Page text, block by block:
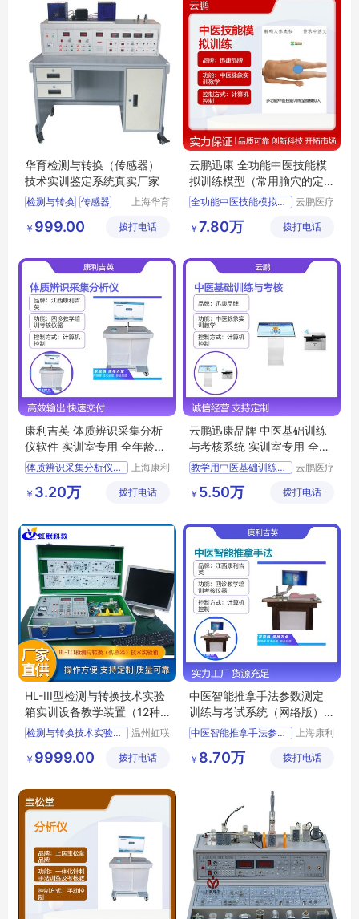
华育检测与转换（传感器）
技术实训鉴定系统真实厂家
检测与转换 传感器
技术实训鉴定系统
上海华育
有限公司
￥ 999.00 拨打电话
云鹏迅康 全功能中医技能模
拟训练模型（常用腧穴的定
位和操作）
全功能中医技能模拟训练模型
云鹏迅康品牌全功能中医技能模拟训练模型
实训室用全功能中医技能模拟训练模型
培训考核用全功能中医技能模拟训练模型
云鹏医疗
海)有限
￥ 7.80万 拨打电话
康利吉英 体质辨识采集分析
仪软件 实训室专用 全年龄适
用 操作简便
体质辨识采集分析仪软件
教学用体质辨识采集分析仪软件
培训考核用体质辨识采集分析仪软件
上海康利
科技有限
￥ 3.20万 拨打电话
云鹏迅康品牌 中医基础训练
与考核系统 实训室专用 全国
包邮 简便操作
教学用中医基础训练与考核系统
实训室用中医基础训练与考核系统
中医基础训练与考核系统
云鹏医疗
海)有限
￥ 5.50万 拨打电话
HL-III型检测与转换技术实验
箱实训设备教学装置（12种
传感器）
检测与转换技术实验箱实训
检测与转换技术实验箱实训台
检测与转换技术实验箱实训装置
温州虹联
有限公司
￥ 9999.00 拨打电话
中医智能推拿手法参数测定
训练与考试系统（网络版）
模拟实操
中医智能推拿手法参数测定训练与考试系统
康利吉英品牌中医智能推拿手法参数测定训练与考试系统
上海康利
科技有限
￥ 8.70万 拨打电话